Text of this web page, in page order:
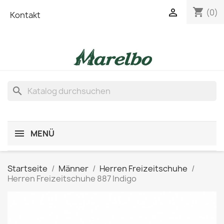
Kontakt shopping_cart (0)

search
MENÜ
Startseite Männer
Herren Freizeitschuhe
Herren Freizeitschuhe 887 Indigo